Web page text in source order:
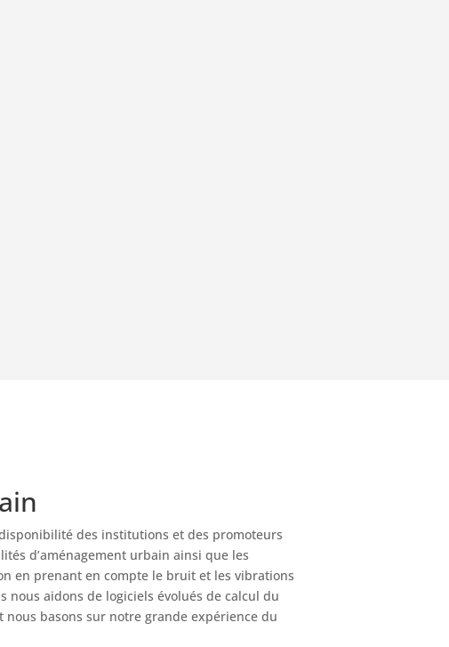
des institutions et des promoteurs
d’aménagement urbain ainsi que les
en prenant en compte le bruit et les vibrations
nous aidons de logiciels évolués de calcul du
basons sur notre grande expérience du